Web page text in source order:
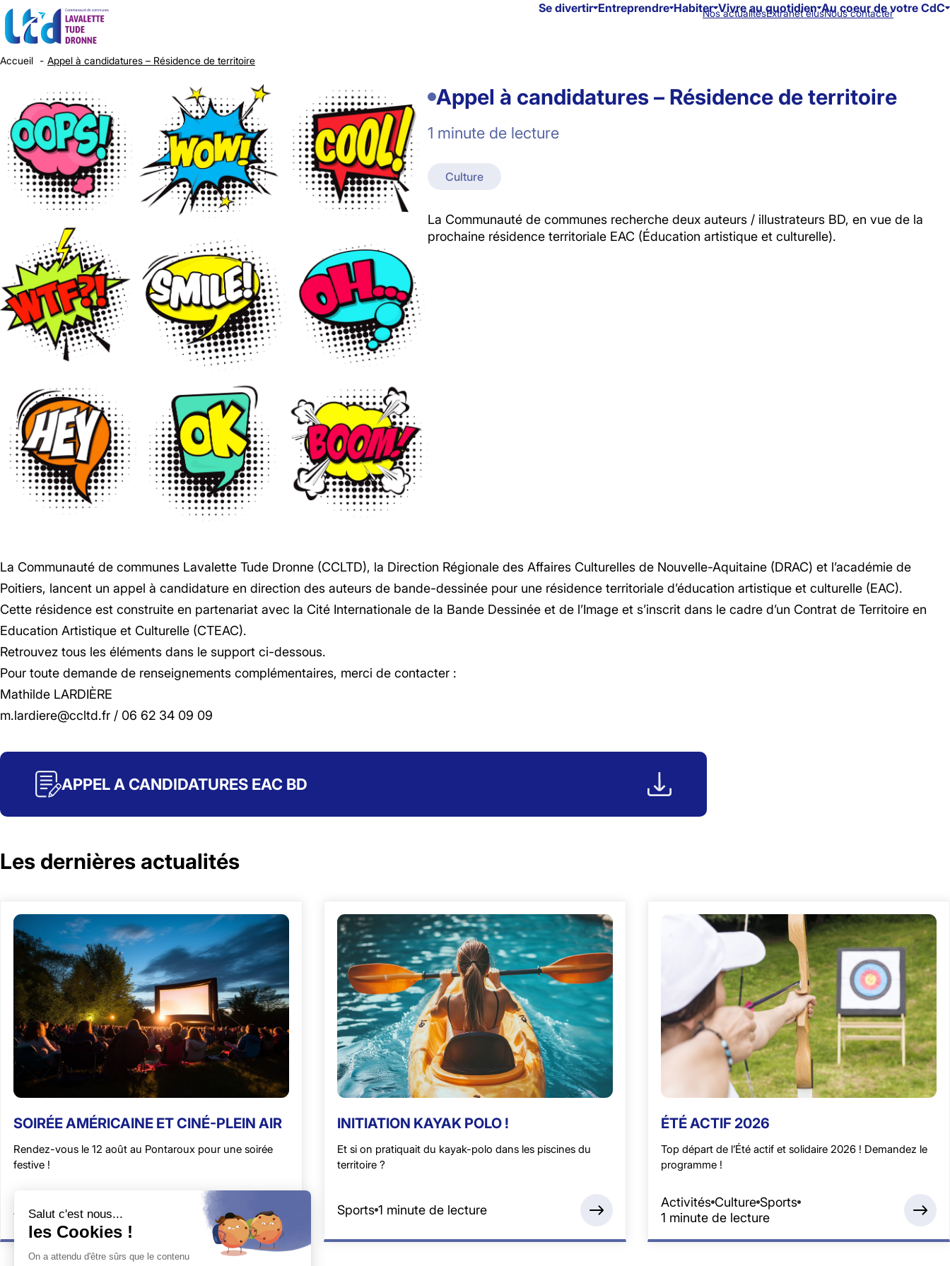
Nos actualitésExtranet élusNous contacter
Se divertir Entreprendre Habiter Vivre au quotidien Au coeur de votre CdC
Accueil Appel à candidatures – Résidence de territoire
Appel à candidatures – Résidence de territoire
1 minute de lecture
Culture
La Communauté de communes recherche deux auteurs / illustrateurs BD, en vue de la
prochaine résidence territoriale EAC (Éducation artistique et culturelle).
La Communauté de communes Lavalette Tude Dronne (CCLTD), la Direction Régionale des Affaires Culturelles de Nouvelle-Aquitaine (DRAC) et l’académie de
Poitiers, lancent un appel à candidature en direction des auteurs de bande-dessinée pour une résidence territoriale d’éducation artistique et culturelle (EAC).
Cette résidence est construite en partenariat avec la Cité Internationale de la Bande Dessinée et de l’Image et s’inscrit dans le cadre d’un Contrat de Territoire en
Education Artistique et Culturelle (CTEAC).
Retrouvez tous les éléments dans le support ci-dessous.
Pour toute demande de renseignements complémentaires, merci de contacter :
Mathilde LARDIÈRE
m.lardiere@ccltd.fr / 06 62 34 09 09
APPEL A CANDIDATURES EAC BD
Les dernières actualités
SOIRÉE AMÉRICAINE ET CINÉ-PLEIN AIR
Rendez-vous le 12 août au Pontaroux pour une soirée
festive !
Activités Culture 1 minute de lecture
INITIATION KAYAK POLO !
Et si on pratiquait du kayak-polo dans les piscines du
territoire ?
Sports 1 minute de lecture
ÉTÉ ACTIF 2026
Top départ de l’Été actif et solidaire 2026 ! Demandez le
programme !
Activités Culture Sports
1 minute de lecture